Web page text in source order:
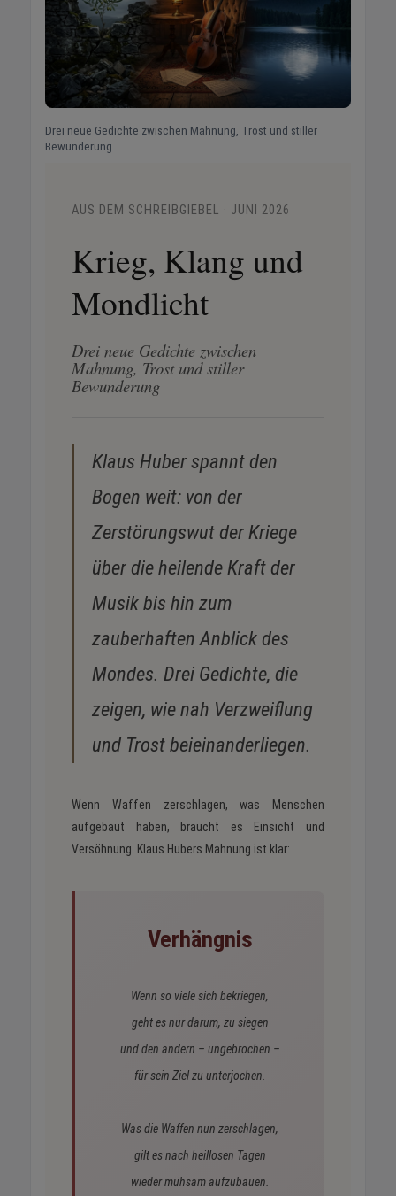
Drei neue Gedichte zwischen Mahnung, Trost und stiller
Bewunderung
AUS DEM SCHREIBGIEBEL · JUNI 2026
Krieg, Klang und
Mondlicht
Drei neue Gedichte zwischen
Mahnung, Trost und stiller
Bewunderung
Klaus Huber spannt den
Bogen weit: von der
Zerstörungswut der Kriege
über die heilende Kraft der
Musik bis hin zum
zauberhaften Anblick des
Mondes. Drei Gedichte, die
zeigen, wie nah Verzweiflung
und Trost beieinanderliegen.
Wenn Waffen zerschlagen, was Menschen
aufgebaut haben, braucht es Einsicht und
Versöhnung. Klaus Hubers Mahnung ist klar:
Verhängnis
Wenn so viele sich bekriegen,
geht es nur darum, zu siegen
und den andern – ungebrochen –
für sein Ziel zu unterjochen.
Was die Waffen nun zerschlagen,
gilt es nach heillosen Tagen
wieder mühsam aufzubauen.